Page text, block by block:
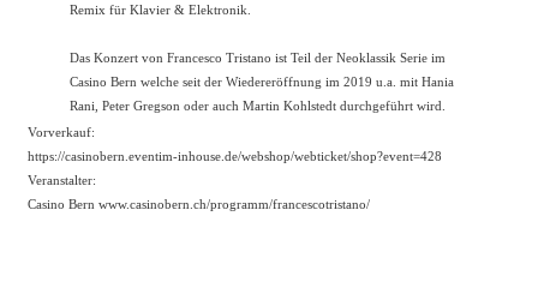
Remix für Klavier & Elektronik.
Das Konzert von Francesco Tristano ist Teil der Neoklassik Serie im
Casino Bern welche seit der Wiedereröffnung im 2019 u.a. mit Hania
Rani, Peter Gregson oder auch Martin Kohlstedt durchgeführt wird.
Vorverkauf:
https://casinobern.eventim-inhouse.de/webshop/webticket/shop?event=428
Veranstalter:
Casino Bern www.casinobern.ch/programm/francescotristano/